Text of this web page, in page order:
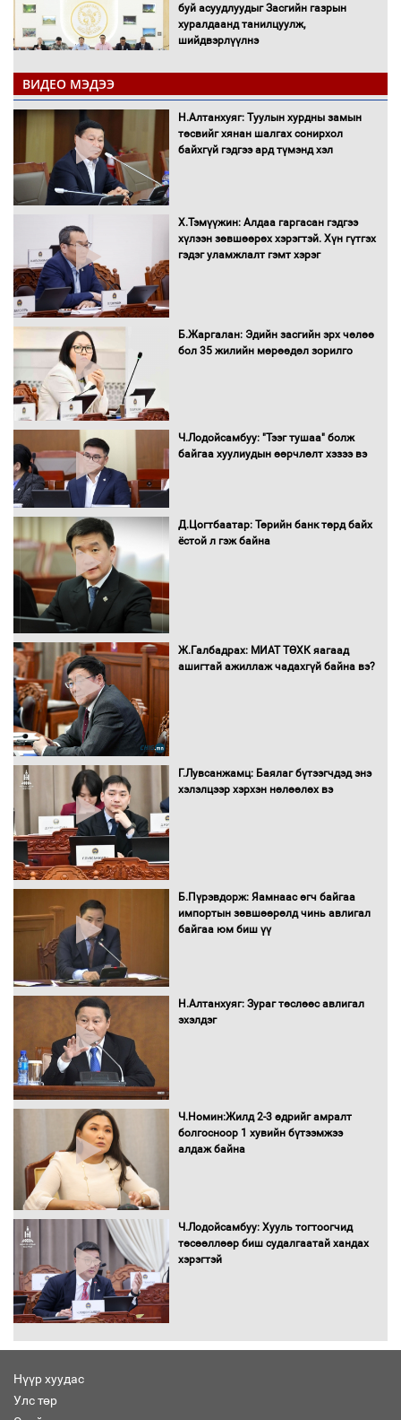
буй асуудлуудыг Засгийн газрын
хуралдаанд танилцуулж,
шийдвэрлүүлнэ
эрэгтэйчүүдийн волейболын тэмцээнд
оролцож байгаа баг тамирчдад
амжилт хүслээ
Автобензин, дизель түлшний онцгой
албан татварыг тэглэлээ
Санхүүгийн хэмнэлтийн горимд эрүүл
мэндийн салбар хамаарахгүй
Нөөцийн махны худалдаа,
борлуулалтыг нээлттэй ил тод
Монгол Улс “COP17”-д “Тал хээрийн
16 төрлийн эмийг нэг эх үүсвэрээс
худалдан авах журмыг баталлаа
шилжиж, найр наадам, зөвлөгөөн,
гадаад томилолтыг хориглолоо
ВИДЕО МЭДЭЭ
Н.Алтанхуяг: Туулын хурдны замын
төсвийг хянан шалгах сонирхол
байхгүй гэдгээ ард түмэнд хэл
Х.Тэмүүжин: Алдаа гаргасан гэдгээ
хүлээн зөвшөөрөх хэрэгтэй. Хүн гүтгэх
гэдэг уламжлалт гэмт хэрэг
Б.Жаргалан: Эдийн засгийн эрх чөлөө
бол 35 жилийн мөрөөдөл зорилго
Ч.Лодойсамбуу: "Тээг тушаа" болж
байгаа хуулиудын өөрчлөлт хэзээ вэ
Д.Цогтбаатар: Төрийн банк төрд байх
ёстой л гэж байна
Ж.Галбадрах: МИАТ ТӨХК яагаад
ашигтай ажиллаж чадахгүй байна вэ?
Г.Лувсанжамц: Баялаг бүтээгчдэд энэ
хэлэлцээр хэрхэн нөлөөлөх вэ
Б.Пүрэвдорж: Яамнаас өгч байгаа
импортын зөвшөөрөлд чинь авлигал
байгаа юм биш үү
Н.Алтанхуяг: Зураг төслөөс авлигал
эхэлдэг
Ч.Номин:Жилд 2-3 өдрийг амралт
болгосноор 1 хувийн бүтээмжээ
алдаж байна
Ч.Лодойсамбуу: Хууль тогтоогчид
төсөөллөөр биш судалгаатай хандах
хэрэгтэй
Нүүр хуудас
Улс төр